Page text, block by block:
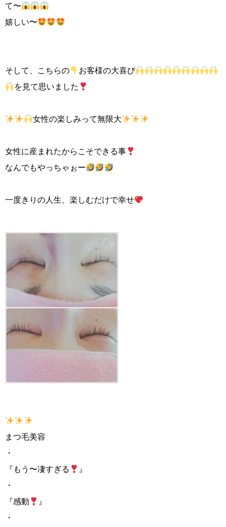
て〜
嬉しい〜
そして、こちらの
お客様の大喜び
を見て思いました
女性の楽しみって無限大
女性に産まれたからこそできる事
なんでもやっちゃぉー
一度きりの人生、楽しむだけで幸せ
まつ毛美容
・
『もう〜凄すぎる
』
・
『感動
』
・